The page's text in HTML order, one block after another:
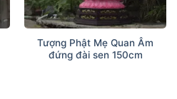
Tượng Phật Mẹ Quan Âm
đứng đài sen 150cm